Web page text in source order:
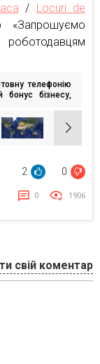
/ Locuri de
«Запрошуємо
телефонію
бізнесу,
2 0
0 1906
свій коментар